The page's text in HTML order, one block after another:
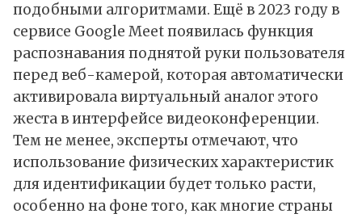
подобными алгоритмами. Ещё в 2023 году в
сервисе Google Meet появилась функция
распознавания поднятой руки пользователя
перед веб-камерой, которая автоматически
активировала виртуальный аналог этого
жеста в интерфейсе видеоконференции.
Тем не менее, эксперты отмечают, что
использование физических характеристик
для идентификации будет только расти,
особенно на фоне того, как многие страны